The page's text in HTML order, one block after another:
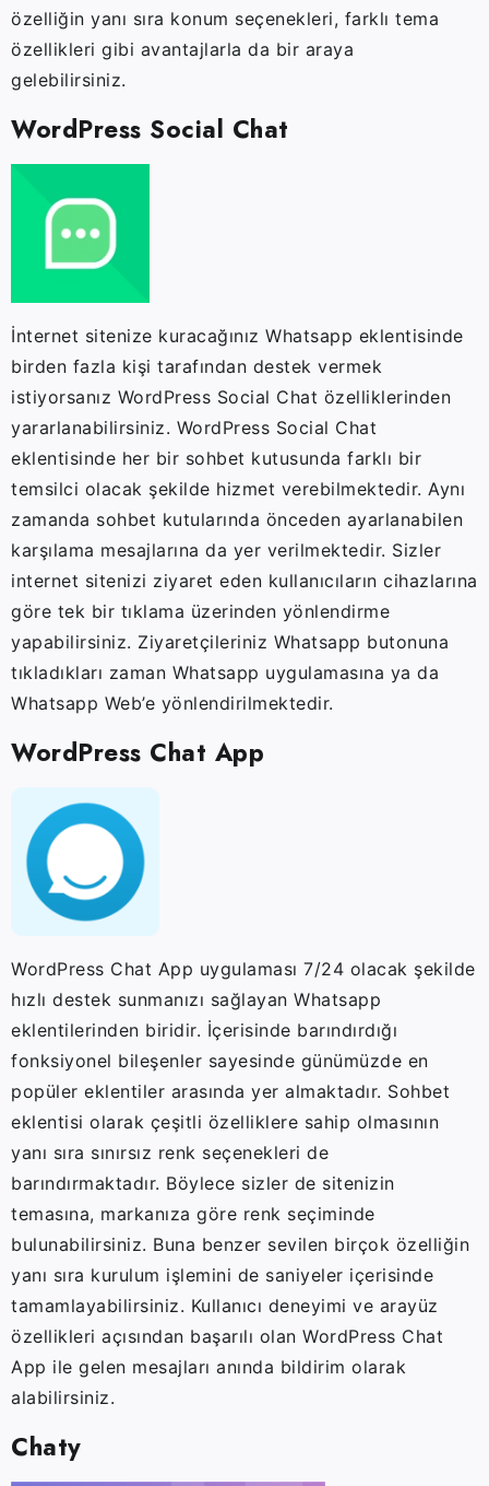
özelliğin yanı sıra konum seçenekleri, farklı tema
özellikleri gibi avantajlarla da bir araya
gelebilirsiniz.
WordPress Social Chat
İnternet sitenize kuracağınız Whatsapp eklentisinde
birden fazla kişi tarafından destek vermek
istiyorsanız WordPress Social Chat özelliklerinden
yararlanabilirsiniz. WordPress Social Chat
eklentisinde her bir sohbet kutusunda farklı bir
temsilci olacak şekilde hizmet verebilmektedir. Aynı
zamanda sohbet kutularında önceden ayarlanabilen
karşılama mesajlarına da yer verilmektedir. Sizler
internet sitenizi ziyaret eden kullanıcıların cihazlarına
göre tek bir tıklama üzerinden yönlendirme
yapabilirsiniz. Ziyaretçileriniz Whatsapp butonuna
tıkladıkları zaman Whatsapp uygulamasına ya da
Whatsapp Web’e yönlendirilmektedir.
WordPress Chat App
WordPress Chat App uygulaması 7/24 olacak şekilde
hızlı destek sunmanızı sağlayan Whatsapp
eklentilerinden biridir. İçerisinde barındırdığı
fonksiyonel bileşenler sayesinde günümüzde en
popüler eklentiler arasında yer almaktadır. Sohbet
eklentisi olarak çeşitli özelliklere sahip olmasının
yanı sıra sınırsız renk seçenekleri de
barındırmaktadır. Böylece sizler de sitenizin
temasına, markanıza göre renk seçiminde
bulunabilirsiniz. Buna benzer sevilen birçok özelliğin
yanı sıra kurulum işlemini de saniyeler içerisinde
tamamlayabilirsiniz. Kullanıcı deneyimi ve arayüz
özellikleri açısından başarılı olan WordPress Chat
App ile gelen mesajları anında bildirim olarak
alabilirsiniz.
Chaty